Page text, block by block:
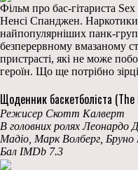
Фільм про бас-гітариста
Ненсі Спанджен. Наркотики
найпопулярніших панк-груп
безперервному вмазаному
пристрасті, які не може
героїн. Що ще потрібно
Щоденник баскетболіста
Режисер Скотт Калверт
В головних ролях Леонардо
Мадіо, Марк Волберг, Бруно
Бал IMDb 7.3